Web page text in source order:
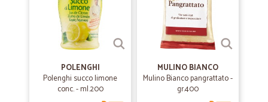
POLENGHI
Polenghi succo limone
conc. - ml.200
MULINO BIANCO
Mulino Bianco pangrattato -
gr.400